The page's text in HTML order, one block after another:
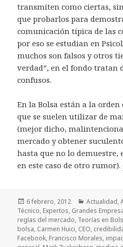
transmiten como ciertas,
que probarlos para
comunicación típica de las
por eso se estudian en
muchos son falsos y otros
verdad”, en el fondo tratan
confusos.
En la Bolsa están a la orden
que se suelen utilizar de
(mejor dicho,
mercado y obtener
hasta que no lo
en este caso de otro rumor).
Publicado
el
6 febrero, 2012 Categorías
Actualidad,
Técnico, Expertos, Grandes
reglas del mercado, Teorías en
bolsa, Carmen Huici, CEO,
Facebook, Francisco Morales,